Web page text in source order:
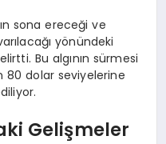
sona ereceği ve
yönündeki
Bu algının sürmesi
80 dolar seviyelerine
Gelişmeler